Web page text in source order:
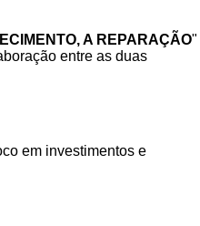
A REPARAÇÃO"
entre as duas
em investimentos e